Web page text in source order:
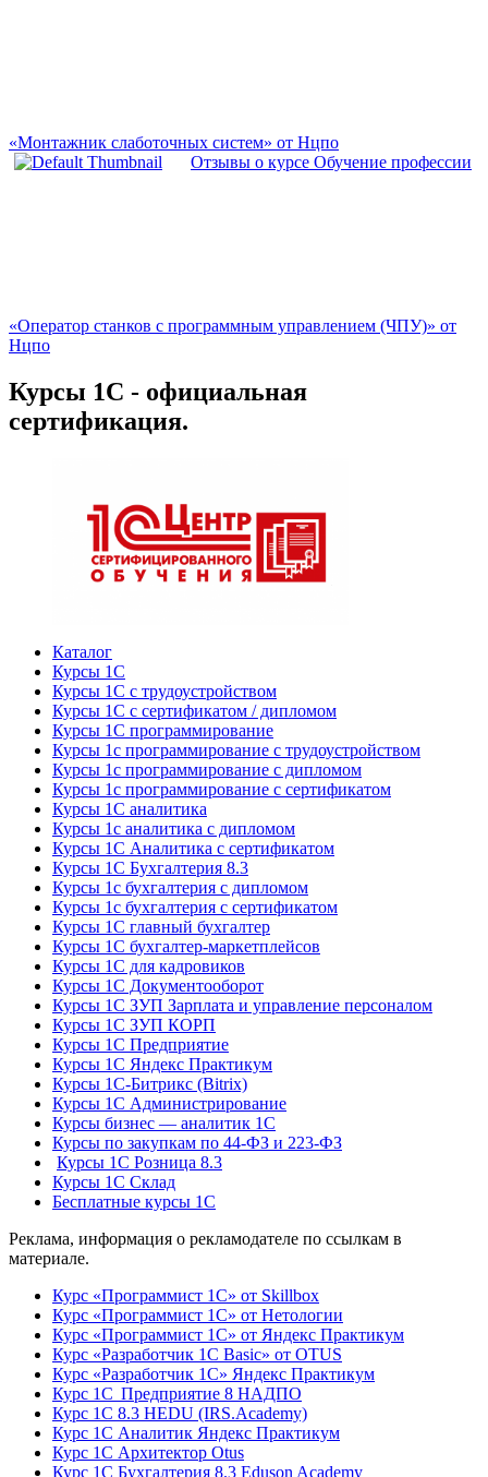
«Монтажник слаботочных систем» от Нцпо
Отзывы о курсе Обучение профессии
«Оператор станков с программным управлением (ЧПУ)» от
Нцпо
Курсы 1С - официальная
сертификация.
Каталог
Курсы 1С
Курсы 1С с трудоустройством
Курсы 1С с сертификатом / дипломом
Курсы 1С программирование
Курсы 1с программирование с трудоустройством
Курсы 1с программирование с дипломом
Курсы 1с программирование с сертификатом
Курсы 1С аналитика
Курсы 1с аналитика с дипломом
Курсы 1С Аналитика с сертификатом
Курсы 1С Бухгалтерия 8.3
Курсы 1с бухгалтерия с дипломом
Курсы 1с бухгалтерия с сертификатом
Курсы 1С главный бухгалтер
Курсы 1С бухгалтер-маркетплейсов
Курсы 1С для кадровиков
Курсы 1С Документооборот
Курсы 1С ЗУП Зарплата и управление персоналом
Курсы 1С ЗУП КОРП
Курсы 1С Предприятие
Курсы 1С Яндекс Практикум
Курсы 1С-Битрикс (Bitrix)
Курсы 1С Администрирование
Курсы бизнес — аналитик 1С
Курсы по закупкам по 44‑ФЗ и 223‑ФЗ
Курсы 1С Розница 8.3
Курсы 1С Склад
Бесплатные курсы 1С
Реклама, информация о рекламодателе по ссылкам в
материале.
Курс «Программист 1С» от Skillbox
Курс «Программист 1С» от Нетологии
Курс «Программист 1С» от Яндекс Практикум
Курс «Разработчик 1С Basic» от OTUS
Курс «Разработчик 1С» Яндекс Практикум
Курс 1С Предприятие 8 НАДПО
Курс 1С 8.3 HEDU (IRS.Academy)
Курс 1С Аналитик Яндекс Практикум
Курс 1С Архитектор Otus
Курс 1С Бухгалтерия 8.3 Eduson Academy